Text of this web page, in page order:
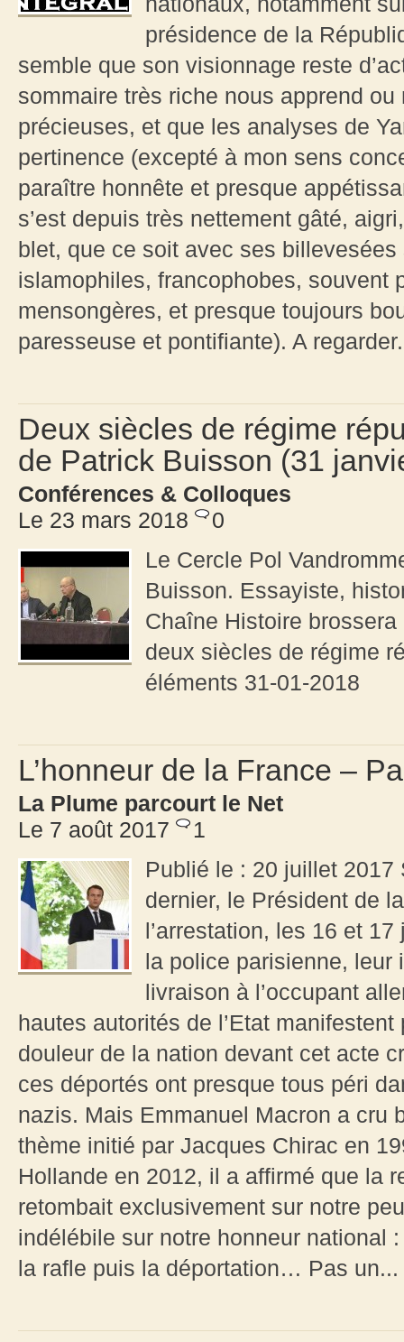
présidence de la
semble que son visionnage reste
sommaire très riche nous apprend
précieuses, et que les analyses de
pertinence (excepté à mon sens
paraître honnête et presque
s’est depuis très nettement gâté,
blet, que ce soit avec ses
islamophiles, francophobes, souvent
mensongères, et presque toujours
paresseuse et pontifiante). A
Deux siècles de régime
de Patrick Buisson (31
Conférences & Colloques
Le 23 mars 2018
0
Le Cercle Pol
Buisson. Essayiste,
Chaîne Histoire
deux siècles de régime
éléments 31-01-2018
L’honneur de la France –
La Plume parcourt le Net
Le 7 août 2017
1
Publié le : 20 juillet
dernier, le Président de
l’arrestation, les 16 et
la police parisienne, leur
livraison à l’occupant
hautes autorités de l’Etat
douleur de la nation devant cet acte
ces déportés ont presque tous péri
nazis. Mais Emmanuel Macron a cru
thème initié par Jacques Chirac en
Hollande en 2012, il a affirmé que la
retombait exclusivement sur notre
indélébile sur notre honneur national
la rafle puis la déportation… Pas un...